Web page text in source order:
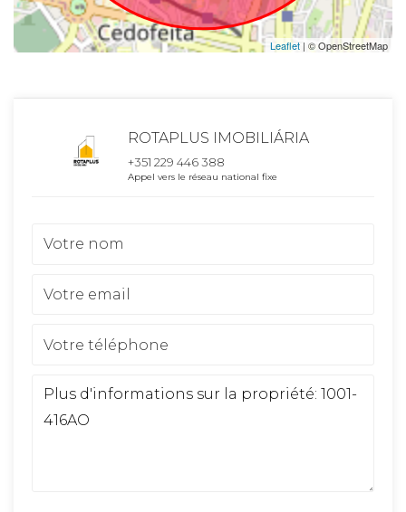
Leaflet | © OpenStreetMap
ROTAPLUS IMOBILIÁRIA
+351 229 446 388
Appel vers le réseau national fixe